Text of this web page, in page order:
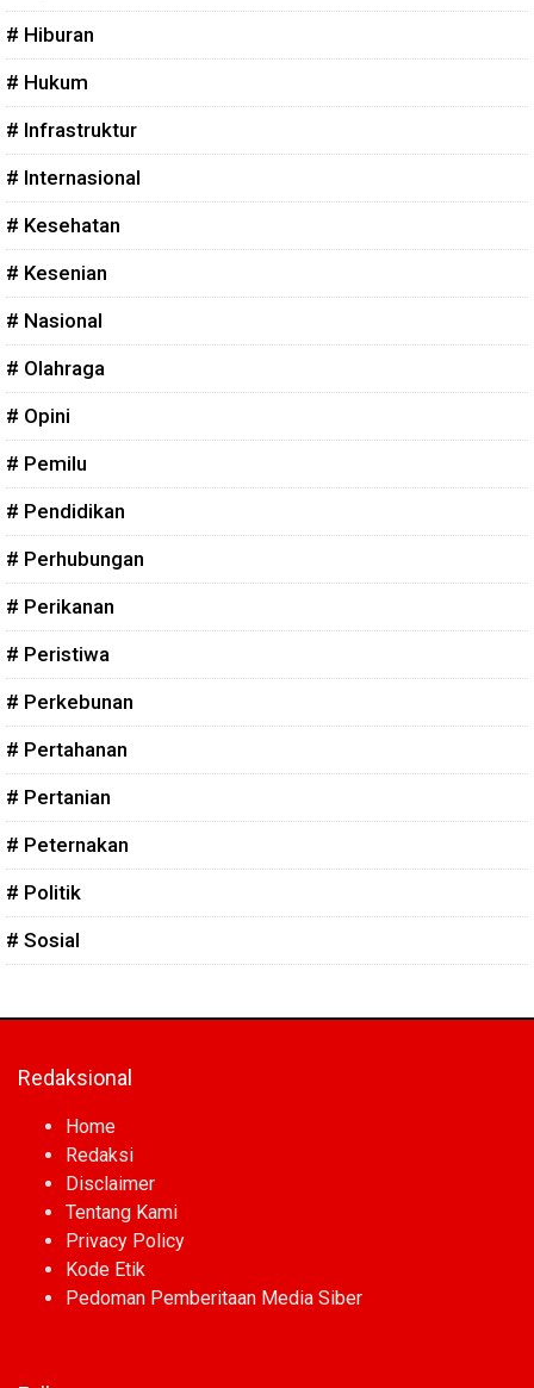
# Hiburan
# Hukum
# Infrastruktur
# Internasional
# Kesehatan
# Kesenian
# Nasional
# Olahraga
# Opini
# Pemilu
# Pendidikan
# Perhubungan
# Perikanan
# Peristiwa
# Perkebunan
# Pertahanan
# Pertanian
# Peternakan
# Politik
# Sosial
Redaksional
Home
Redaksi
Disclaimer
Tentang Kami
Privacy Policy
Kode Etik
Pedoman Pemberitaan Media Siber